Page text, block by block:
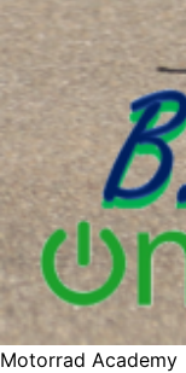
Motorrad Academy